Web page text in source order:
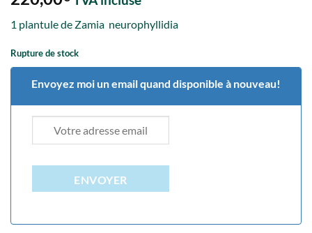
1 plantule de Zamia neurophyllidia
Rupture de stock
Envoyez moi un email quand disponible à nouveau!
ENVOYER